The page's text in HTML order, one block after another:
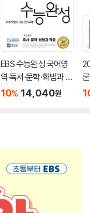
EBS 수능완성 국어영
역 독서·문학·화법과 작
문 (2026년)
10% 14,040원
(